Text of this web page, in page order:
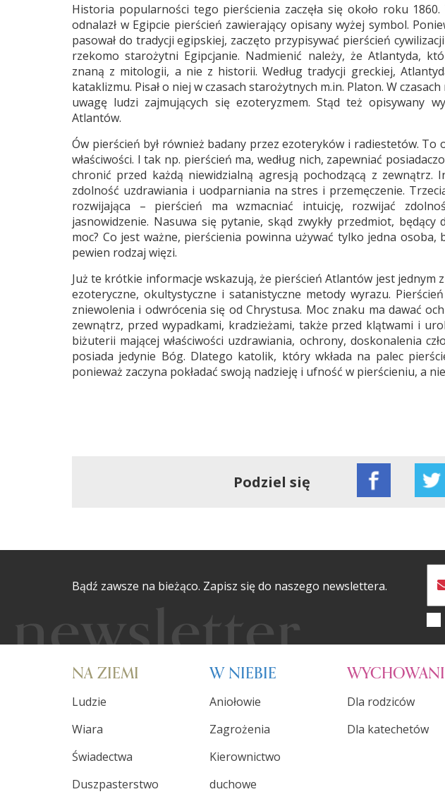
Historia popularności tego pierścienia zaczęła się około roku
odnalazł w Egipcie pierścień zawierający opisany wyżej symbol.
pasował do tradycji egipskiej, zaczęto przypisywać pierścień
rzekomo starożytni Egipcjanie. Nadmienić należy, że Atlantyda,
znaną z mitologii, a nie z historii. Według tradycji greckiej,
kataklizmu. Pisał o niej w czasach starożytnych m.in. Platon. W
uwagę ludzi zajmujących się ezoteryzmem. Stąd też opisywany
Atlantów.
Ów pierścień był również badany przez ezoteryków i radiestetów.
właściwości. I tak np. pierścień ma, według nich, zapewniać
chronić przed każdą niewidzialną agresją pochodzącą z zewnątrz.
zdolność uzdrawiania i uodparniania na stres i przemęczenie.
rozwijająca – pierścień ma wzmacniać intuicję, rozwijać
jasnowidzenie. Nasuwa się pytanie, skąd zwykły przedmiot, będący
moc? Co jest ważne, pierścienia powinna używać tylko jedna osoba,
pewien rodzaj więzi.
Już te krótkie informacje wskazują, że pierścień Atlantów jest jednym
ezoteryczne, okultystyczne i satanistyczne metody wyrazu.
zniewolenia i odwrócenia się od Chrystusa. Moc znaku ma dawać
zewnątrz, przed wypadkami, kradzieżami, także przed klątwami i
biżuterii mającej właściwości uzdrawiania, ochrony, doskonalenia
posiada jedynie Bóg. Dlatego katolik, który wkłada na palec
ponieważ zaczyna pokładać swoją nadzieję i ufność w pierścieniu, a
Podziel się
Bądź zawsze na bieżąco. Zapisz się do naszego newslettera.
NA ZIEMI
Ludzie
Wiara
Świadectwa
Duszpasterstwo
W NIEBIE
Aniołowie
Zagrożenia
Kierownictwo
duchowe
Dla rodziców
Dla katechetów